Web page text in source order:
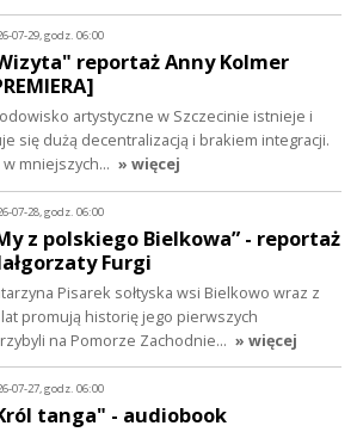
07-29, godz. 06:00
reportaż Anny Kolmer
artystyczne w Szczecinie istnieje i
się dużą decentralizacją i brakiem integracji.
mniejszych… » więcej
07-28, godz. 06:00
z polskiego Bielkowa” - reportaż
Furgi
Pisarek sołtyska wsi Bielkowo wraz z
lat promują historię jego pierwszych
na Pomorze Zachodnie… » więcej
07-27, godz. 06:00
tanga" - audiobook